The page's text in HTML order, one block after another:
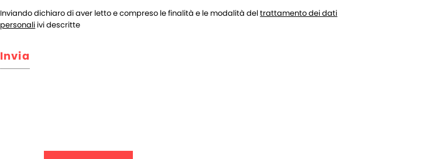
Inviando dichiaro di aver letto e compreso le finalità e le modalità deltrattamento dei dati
personali ivi descritte
Invia